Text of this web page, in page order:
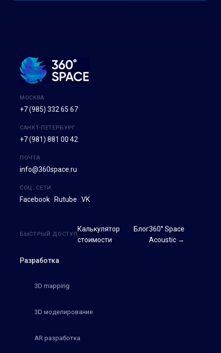
МОСКВА
+7 (985) 332 65 67
САНКТ-ПЕТЕРБУРГ
+7 (981) 881 00 42
ПОЧТА
info@360space.ru
СОЦ. СЕТИ
Facebook · Rutube · VK
Разработка
3D mapping
3D моделирование
AR разработка
БЫСТРЫЙ ДОСТУП
Калькулятор
стоимости
Блог360° Space
Acoustic →